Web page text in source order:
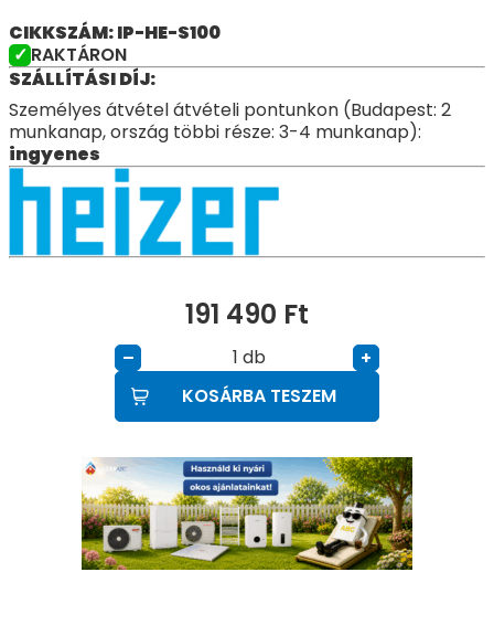
CIKKSZÁM: IP-HE-S100
RAKTÁRON
SZÁLLÍTÁSI DÍJ:
Személyes átvétel átvételi pontunkon (Budapest: 2
munkanap, ország többi része: 3-4 munkanap):
ingyenes
191 490 Ft
– db
+
KOSÁRBA TESZEM